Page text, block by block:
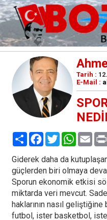
Tarih :
E-Mail :
PaylaşFacebook
TwitterWhatsApp
Giderek daha da
güçlerden biri olmaya
Sporun ekonomik etkisi
miktarda veri mevcut.
haklarının nasıl
futbol, ister basketbol,